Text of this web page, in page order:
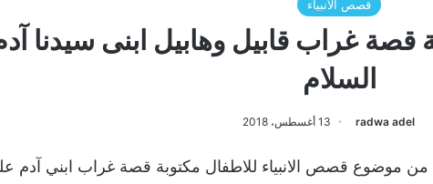
قصص الأنبياء
قصة غراب قابيل وهابيل ابنى سيدنا
السلام
radwa adel 13 أغسطس، 2018
من موضوع قصص الانبياء للاطفال مكتوبة قصة غراب ابني آدم